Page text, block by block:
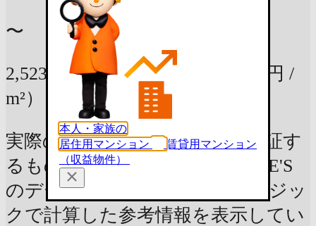
〜
2,523万円 86.69m²の部屋
（29万円 /
m²）
実際の査定価格や資産価値を保証す
るものではなく、LIFULL HOME'S
のデータベースを元に独自のロジッ
クで計算した参考情報を表示してい
本人・家族の
居住用マンション
賃貸用マンション
（収益物件）